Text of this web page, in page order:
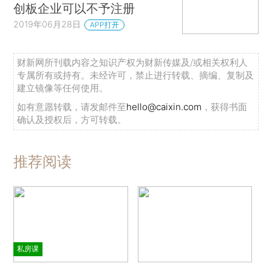
创板企业可以不予注册
2019年06月28日 APP打开
财新网所刊载内容之知识产权为财新传媒及/或相关权利人
专属所有或持有。未经许可，禁止进行转载、摘编、复制及
建立镜像等任何使用。
如有意愿转载，请发邮件至hello@caixin.com ，获得书面
确认及授权后，方可转载。
推荐阅读
私房课